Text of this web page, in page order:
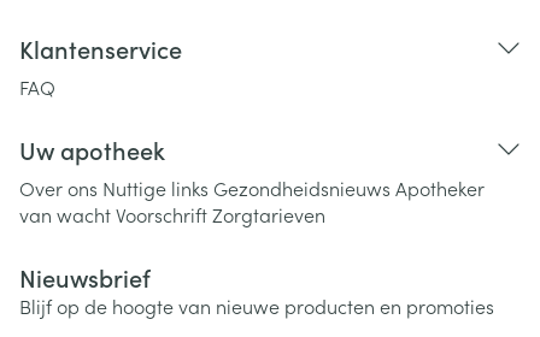
Klantenservice
FAQ
Uw apotheek
Over ons Nuttige links Gezondheidsnieuws Apotheker
van wachtVoorschriftZorgtarieven
Nieuwsbrief
Blijf op de hoogte van nieuwe producten en promoties